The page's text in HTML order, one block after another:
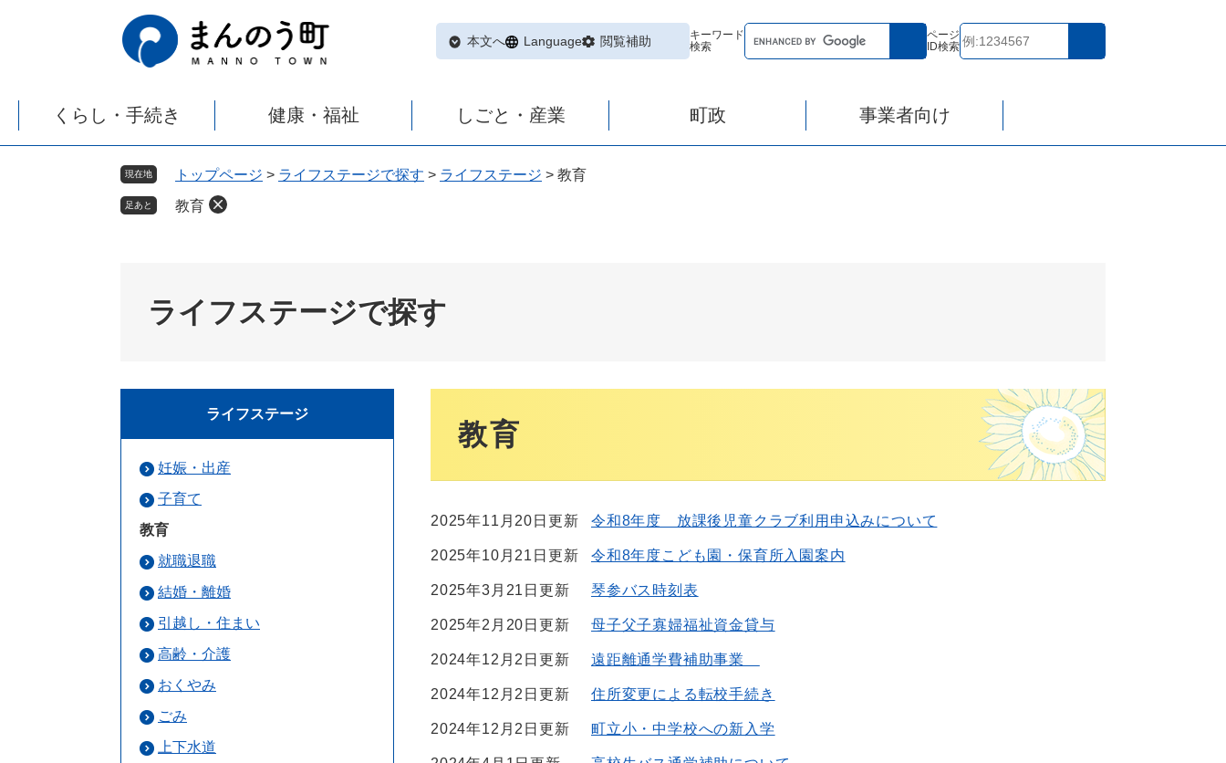
で
ば
本文へ Language 閲覧補助
キーワード
検索
ページ
ID検索
くらし・手続き 健康・福祉 しごと・産業 町政 事業者向け
現在地 トップページ > ライフステージで探す > ライフステージ > 教育
足あと 教育
ライフステージで探す
教育
2025年11月20日更新 令和8年度 放課後児童クラブ利用申込みについて
2025年10月21日更新 令和8年度こども園・保育所入園案内
2025年3月21日更新 琴参バス時刻表
2025年2月20日更新 母子父子寡婦福祉資金貸与
2024年12月2日更新 遠距離通学費補助事業
2024年12月2日更新 住所変更による転校手続き
2024年12月2日更新 町立小・中学校への新入学
ライフステージ
妊娠・出産
子育て
教育
就職退職
結婚・離婚
引越し・住まい
高齢・介護
おくやみ
ごみ
上下水道